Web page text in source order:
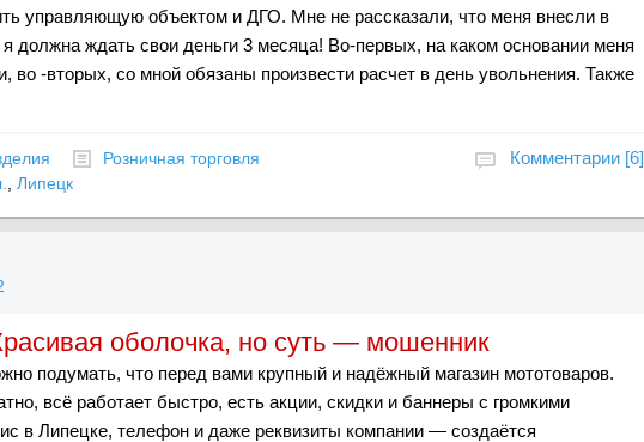
управляющую объектом и ДГО. Мне не рассказали, что меня внесли в
я должна ждать свои деньги 3 месяца! Во-первых, на каком основании меня
во -вторых, со мной обязаны произвести расчет в день увольнения. Также
Комментарии [6]
Розничная торговля
, Липецк
оболочка, но суть — мошенник
подумать, что перед вами крупный и надёжный магазин мототоваров.
всё работает быстро, есть акции, скидки и баннеры с громкими
в Липецке, телефон и даже реквизиты компании — создаётся